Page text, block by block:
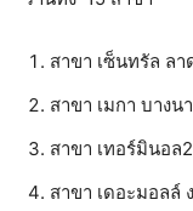
สาขา เซ็นทรัล ล
สาขา เมกา บางน
สาขา เทอร์มินอล
สาขา เดอะมอลล์